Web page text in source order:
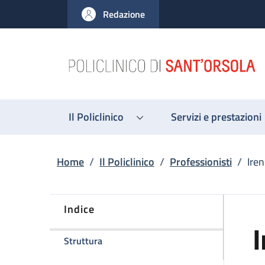
al contenuto principale
to footer content
Redazione
Il Policlinico Servizi e prestazioni
Briciole di pane
Home / Il Policlinico / Professionisti /
Indice
Strutturadella pagina Irene Pettinari